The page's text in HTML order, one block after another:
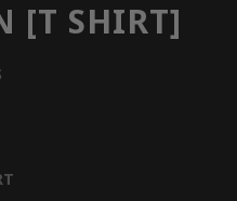
[T SHIRT]